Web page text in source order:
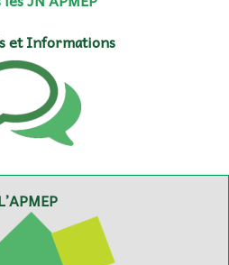
et Informations